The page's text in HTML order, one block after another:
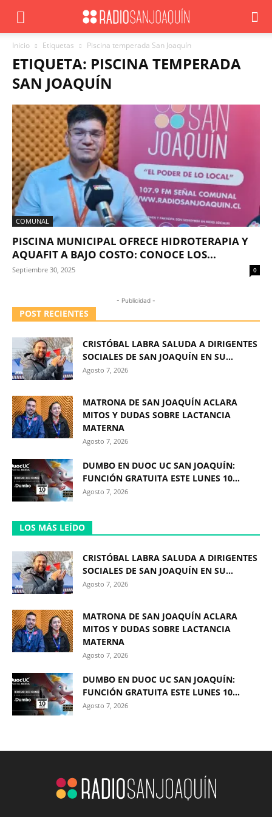
Inicio Etiquetas Piscina temperada San Joaquín
ETIQUETA: PISCINA TEMPERADA
SAN JOAQUÍN
COMUNAL
PISCINA MUNICIPAL OFRECE HIDROTERAPIA Y
AQUAFIT A BAJO COSTO: CONOCE LOS...
Septiembre 30, 2025 0
- Publicidad -
POST RECIENTES
CRISTÓBAL LABRA SALUDA A DIRIGENTES
SOCIALES DE SAN JOAQUÍN EN SU...
Agosto 7, 2026
MATRONA DE SAN JOAQUÍN ACLARA
MITOS Y DUDAS SOBRE LACTANCIA
MATERNA
Agosto 7, 2026
DUMBO EN DUOC UC SAN JOAQUÍN:
FUNCIÓN GRATUITA ESTE LUNES 10...
Agosto 7, 2026
LOS MÁS LEÍDO
CRISTÓBAL LABRA SALUDA A DIRIGENTES
SOCIALES DE SAN JOAQUÍN EN SU...
Agosto 7, 2026
MATRONA DE SAN JOAQUÍN ACLARA
MITOS Y DUDAS SOBRE LACTANCIA
MATERNA
Agosto 7, 2026
DUMBO EN DUOC UC SAN JOAQUÍN:
FUNCIÓN GRATUITA ESTE LUNES 10...
Agosto 7, 2026